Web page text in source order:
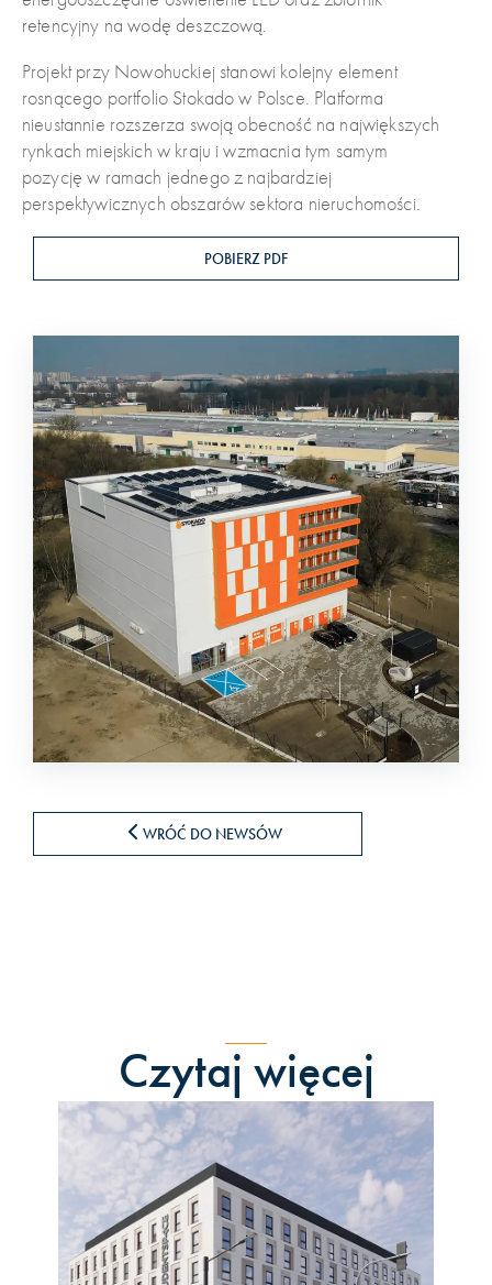
retencyjny na wodę deszczową.
Projekt przy Nowohuckiej stanowi kolejny element
rosnącego portfolio Stokado w Polsce. Platforma
nieustannie rozszerza swoją obecność na największych
rynkach miejskich w kraju i wzmacnia tym samym
pozycję w ramach jednego z najbardziej
perspektywicznych obszarów sektora nieruchomości.
POBIERZ PDF
WRÓĆ DO NEWSÓW
Czytaj więcej